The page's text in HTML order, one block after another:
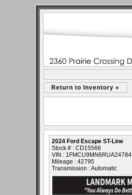
Return to Inventory «
2024 Ford Escape ST-Line
Stock # : CD15566
VIN : 1FMCU9MN6RUA24784
Mileage : 42795
Transmission : Automatic